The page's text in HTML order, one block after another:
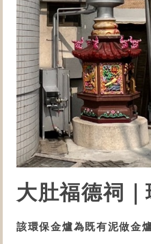
大肚福德祠
該環保金爐為既有泥做金